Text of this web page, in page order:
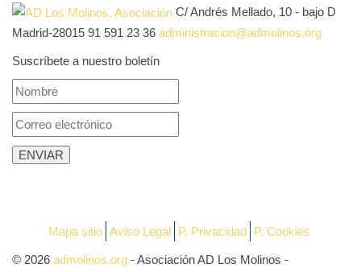
C/ Andrés Mellado, 10 - bajo D
Madrid-28015 91 591 23 36 administracion@admolinos.org
Suscríbete a nuestro boletín
Mapa sitio Aviso Legal P. Privacidad P. Cookies
© 2026 admolinos.org - Asociación AD Los Molinos -